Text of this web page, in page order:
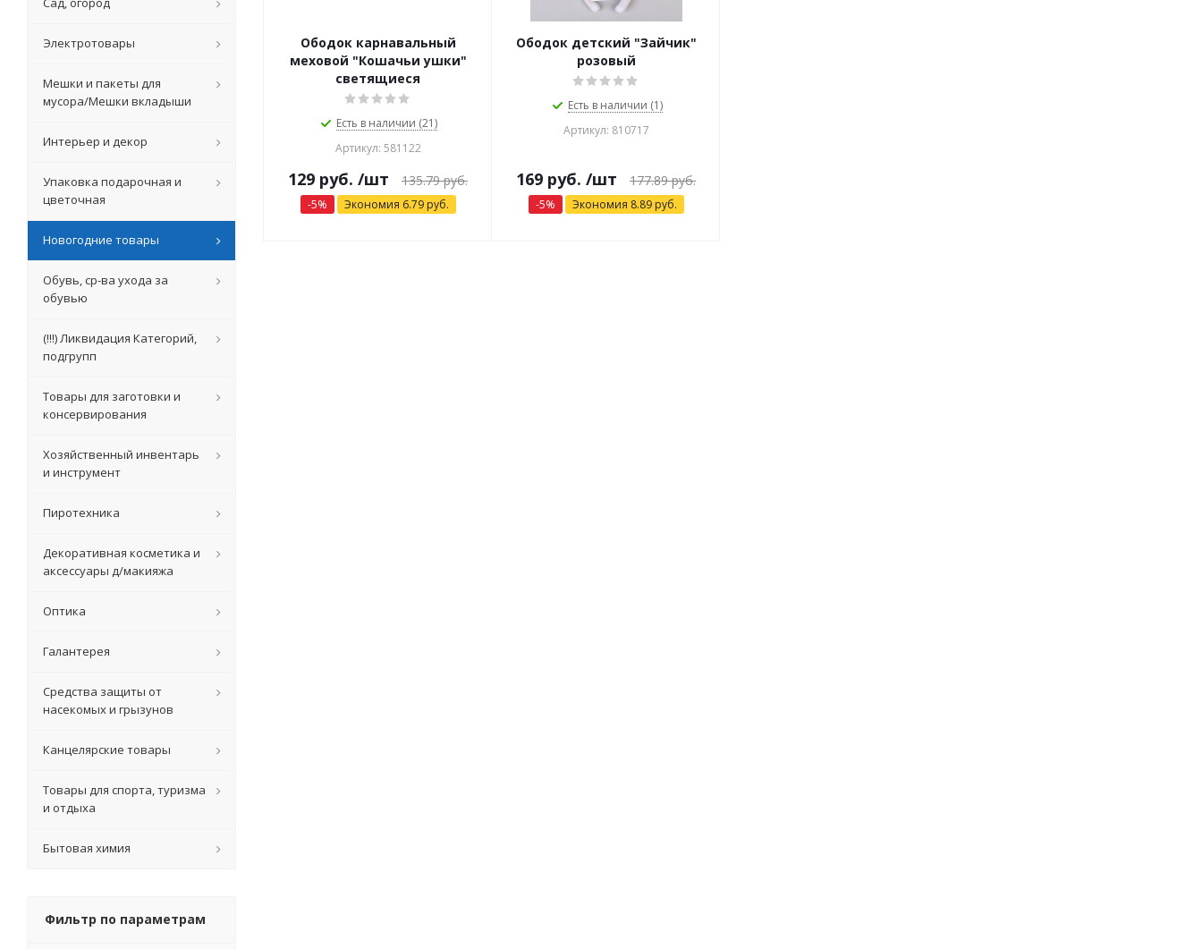
Ободок карнавальный
меховой "Кошачьи ушки"
светящиеся
Есть в наличии (21)
Артикул: 581122
129 руб. /шт 135.79руб.
-5% Экономия 6.79руб.
Ободок детский "Зайчик"
розовый
Есть в наличии (1)
Артикул: 810717
169 руб. /шт 177.89руб.
-5% Экономия 8.89руб.
Электротовары
Мешки и пакеты для
мусора/Мешки вкладыши
Интерьер и декор
Упаковка подарочная и
цветочная
Новогодние товары
Обувь, ср-ва ухода за
обувью
(!!!) Ликвидация Категорий,
подгрупп
Товары для заготовки и
консервирования
Хозяйственный инвентарь
и инструмент
Пиротехника
Декоративная косметика и
аксессуары д/макияжа
Оптика
Галантерея
Средства защиты от
насекомых и грызунов
Канцелярские товары
Товары для спорта, туризма
и отдыха
Бытовая химия
Фильтр по параметрам